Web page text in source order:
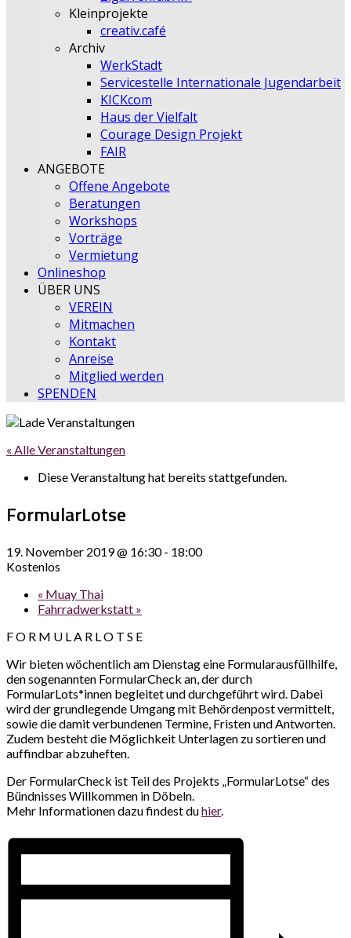
Kleinprojekte
creativ.café
Archiv
WerkStadt
Servicestelle Internationale Jugendarbeit
KICKcom
Haus der Vielfalt
Courage Design Projekt
FAIR
ANGEBOTE
Offene Angebote
Beratungen
Workshops
Vorträge
Vermietung
Onlineshop
ÜBER UNS
VEREIN
Mitmachen
Kontakt
Anreise
Mitglied werden
SPENDEN
« Alle Veranstaltungen
Diese Veranstaltung hat bereits stattgefunden.
FormularLotse
19. November 2019 @ 16:30- 18:00
Kostenlos
« Muay Thai
Fahrradwerkstatt »
F O R M U L A R L O T S E
Wir bieten wöchentlich am Dienstag eine Formularausfüllhilfe,
den sogenannten FormularCheck an, der durch
FormularLots*innen begleitet und durchgeführt wird. Dabei
wird der grundlegende Umgang mit Behördenpost vermittelt,
sowie die damit verbundenen Termine, Fristen und Antworten.
Zudem besteht die Möglichkeit Unterlagen zu sortieren und
auffindbar abzuheften.
Der FormularCheck ist Teil des Projekts „FormularLotse“ des
Bündnisses Willkommen in Döbeln.
Mehr Informationen dazu findest duhier.